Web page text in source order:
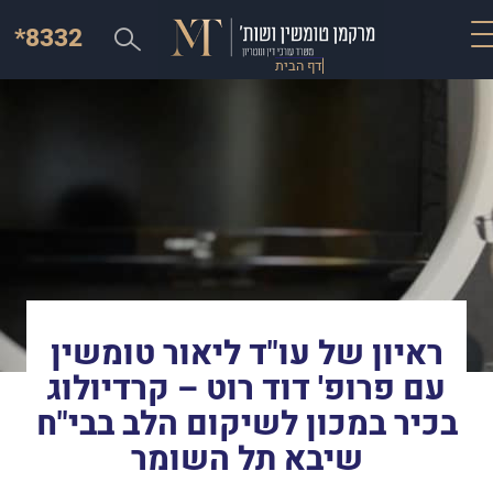
דף הבית
*8332
ראיון של עו"ד ליאור טומשין
עם פרופ' דוד רוט – קרדיולוג
בכיר במכון לשיקום הלב בבי"ח
שיבא תל השומר